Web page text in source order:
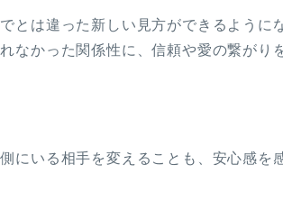
とは違った新しい見方ができるように
なかった関係性に、信頼や愛の繋がり
にいる相手を変えることも、安心感を